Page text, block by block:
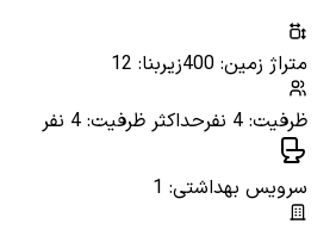
متراژ زمین: 400
زیربنا: 12
ظرفیت: 4 نفر
حداکثر ظرفیت: 4 نفر
سرویس بهداشتی: 1